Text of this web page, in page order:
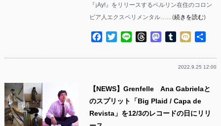
『¡Ay!』をリリースするベルリン在住のコロン
ビア人エクスペリメンタル……(続きを読む)
Facebook
TwitterLine ThreadsMastodon
Tumblr
Mixi
2022.9.25 12:00
【NEWS】Grenfelle Ana Gabrielaと
のスプリット「Big Plaid / Capa de
Revista」を12/3のレコードの日にリリ